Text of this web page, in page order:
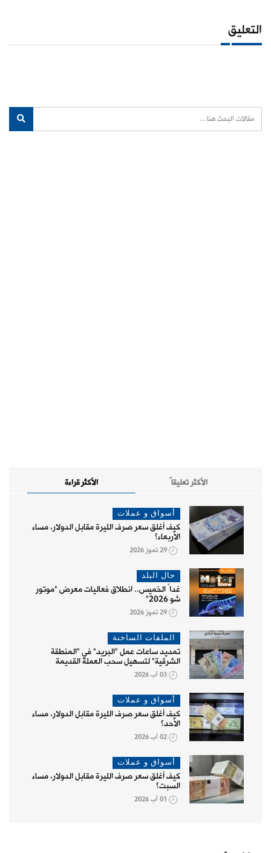
التعليق
الأكثر قراءة الأكثر تعليقاً
أسواق و عملات
كيف أغلق سعر صرف الليرة مقابل الدولار، مساء
الأربعاء؟
29 تموز 2026
حال البلد
غداً الخميس.. انطلاق فعاليات معرض "موتور
شو 2026"
29 تموز 2026
الملفات الساخنة
تمديد ساعات عمل "البريد" في "المنطقة
الشرقية" لتسهيل سحب العملة القديمة
03 آب 2026
أسواق و عملات
كيف أغلق سعر صرف الليرة مقابل الدولار، مساء
الأحد؟
02 آب 2026
أسواق و عملات
كيف أغلق سعر صرف الليرة مقابل الدولار، مساء
السبت؟
01 آب 2026